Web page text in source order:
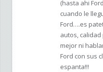
(hasta ahi
cuando le
Ford….es
autos,
mejor ni
Ford con sus
espanta!!!